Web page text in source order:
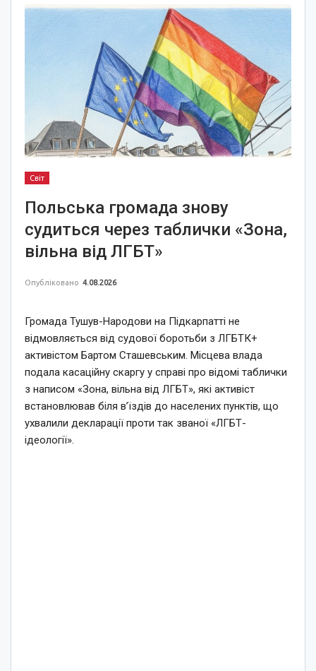
Світ
Польська громада знову
судиться через таблички «Зона,
вільна від ЛГБТ»
Опубліковано 4.08.2026
Громада Тушув-Народови на Підкарпатті не
відмовляється від судової боротьби з ЛГБТК+
активістом Бартом Сташевським. Місцева влада
подала касаційну скаргу у справі про відомі таблички
з написом «Зона, вільна від ЛГБТ», які активіст
встановлював біля в’їздів до населених пунктів, що
ухвалили декларації проти так званої «ЛГБТ-
ідеології».